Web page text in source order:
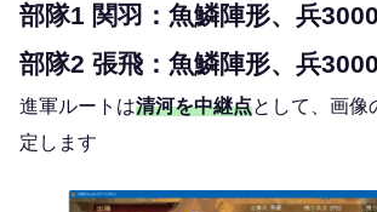
部隊1 関羽：魚鱗陣形、兵3000
部隊2 張飛：魚鱗陣形、兵3000
進軍ルートは清河を中継点として、画
定します